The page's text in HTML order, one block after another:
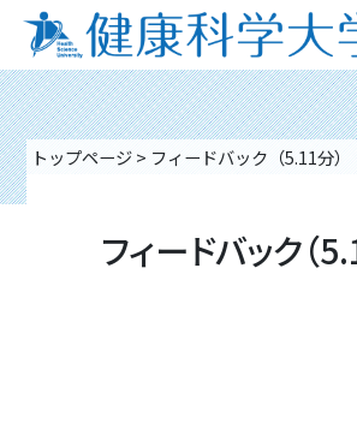
トップページ> フィードバック（5.11分）
フィードバック（